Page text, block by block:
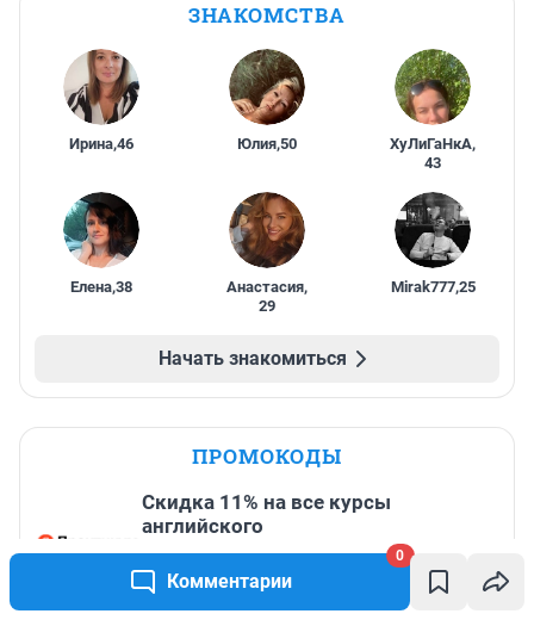
Комментарии
0
ЗНАКОМСТВА
Ирина,46 Юлия,50 ХуЛиГаНкА,
43
Елена,38 Анастасия,
29
Mirak777,25
Начать знакомиться
ПРОМОКОДЫ
Скидка 11% на все курсы
английского
До 31 августа, 2026
Скидка 10% на все товары